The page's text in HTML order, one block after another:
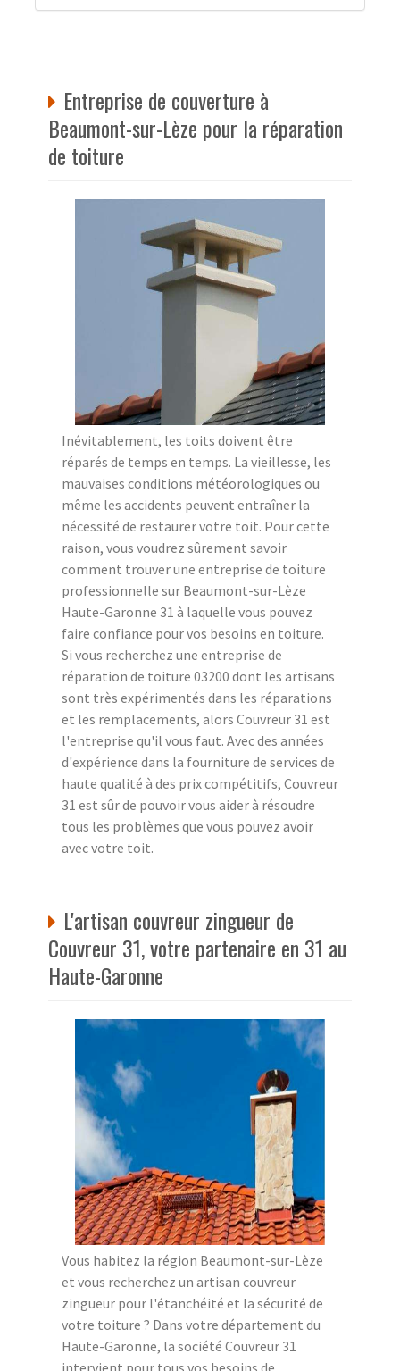
Entreprise de couverture à
Beaumont-sur-Lèze pour la réparation
de toiture
Inévitablement, les toits doivent être
réparés de temps en temps. La vieillesse, les
mauvaises conditions météorologiques ou
même les accidents peuvent entraîner la
nécessité de restaurer votre toit. Pour cette
raison, vous voudrez sûrement savoir
comment trouver une entreprise de toiture
professionnelle sur Beaumont-sur-Lèze
Haute-Garonne 31 à laquelle vous pouvez
faire confiance pour vos besoins en toiture.
Si vous recherchez une entreprise de
réparation de toiture 03200 dont les artisans
sont très expérimentés dans les réparations
et les remplacements, alors Couvreur 31 est
l'entreprise qu'il vous faut. Avec des années
d'expérience dans la fourniture de services de
haute qualité à des prix compétitifs, Couvreur
31 est sûr de pouvoir vous aider à résoudre
tous les problèmes que vous pouvez avoir
avec votre toit.
L'artisan couvreur zingueur de
Couvreur 31, votre partenaire en 31 au
Haute-Garonne
Vous habitez la région Beaumont-sur-Lèze
et vous recherchez un artisan couvreur
zingueur pour l'étanchéité et la sécurité de
votre toiture ? Dans votre département du
Haute-Garonne, la société Couvreur 31
intervient pour tous vos besoins de